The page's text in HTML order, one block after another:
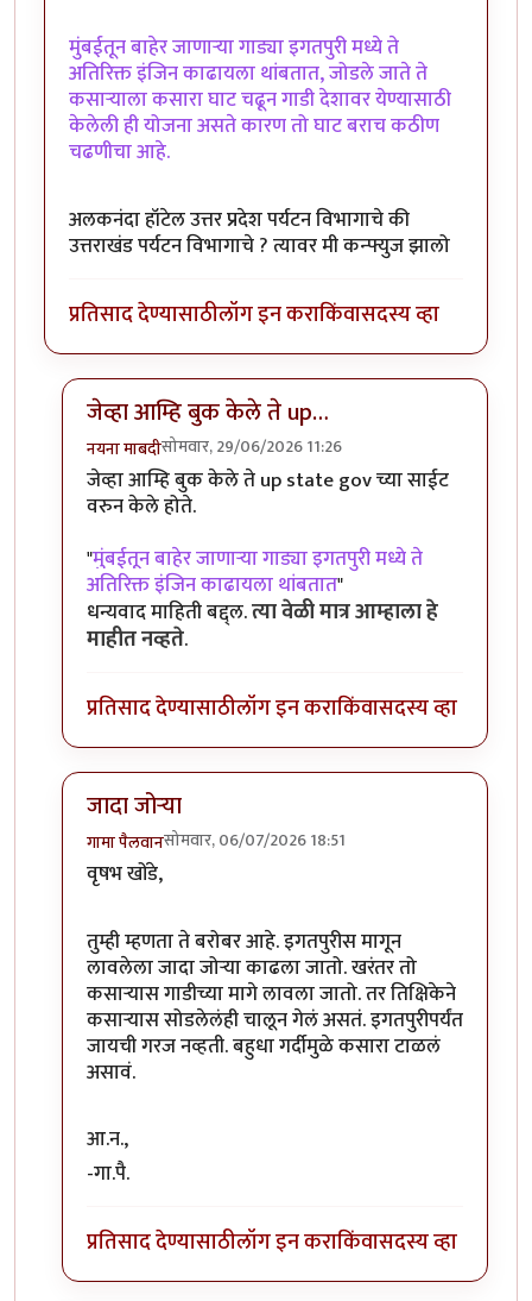
मुंबईतून बाहेर जाणाऱ्या गाड्या इगतपुरी मध्ये ते
अतिरिक्त इंजिन काढायला थांबतात, जोडले जाते ते
कसाऱ्याला कसारा घाट चढून गाडी देशावर येण्यासाठी
केलेली ही योजना असते कारण तो घाट बराच कठीण
चढणीचा आहे.
अलकनंदा हॉटेल उत्तर प्रदेश पर्यटन विभागाचे की
उत्तराखंड पर्यटन विभागाचे ? त्यावर मी कन्फ्युज झालो
प्रतिसाद देण्यासाठीलॉग इन कराकिंवासदस्य व्हा
जेव्हा आम्हि बुक केले ते up…
नयना माबदीसोमवार, 29/06/2026 11:26
In reply toत्या वेळी मात्र आम्हाला हे…byवृषभ खोंडे
जेव्हा आम्हि बुक केले ते up state gov च्या साईट
वरुन केले होते.
"मुंबईतून बाहेर जाणाऱ्या गाड्या इगतपुरी मध्ये ते
अतिरिक्त इंजिन काढायला थांबतात"
धन्यवाद माहिती बद्द्ल.त्या वेळी मात्र आम्हाला हे
माहीत नव्हते.
प्रतिसाद देण्यासाठीलॉग इन कराकिंवासदस्य व्हा
जादा जोऱ्या
गामा पैलवानसोमवार, 06/07/2026 18:51
In reply to
वृषभ खोंडे,
तुम्ही म्हणता ते बरोबर आहे. इगतपुरीस मागून
लावलेला जादा जोऱ्या काढला जातो. खरंतर तो
कसाऱ्यास गाडीच्या मागे लावला जातो. तर तिक्षिकेने
कसाऱ्यास सोडलेलंही चालून गेलं असतं. इगतपुरीपर्यंत
जायची गरज नव्हती. बहुधा गर्दीमुळे कसारा टाळलं
असावं.
आ.न.,
-गा.पै.
प्रतिसाद देण्यासाठीलॉग इन कराकिंवासदस्य व्हा